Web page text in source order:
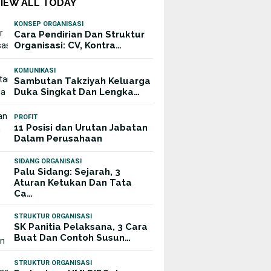
ALL TODAY
KONSEP ORGANISASI
Cara Pendirian Dan Struktur
Organisasi: CV, Kontra…
KOMUNIKASI
Sambutan Takziyah Keluarga
Duka Singkat Dan Lengka…
PROFIT
11 Posisi dan Urutan Jabatan
Dalam Perusahaan
SIDANG ORGANISASI
Palu Sidang: Sejarah, 3
Aturan Ketukan Dan Tata
Ca…
STRUKTUR ORGANISASI
SK Panitia Pelaksana, 3 Cara
Buat Dan Contoh Susun…
STRUKTUR ORGANISASI